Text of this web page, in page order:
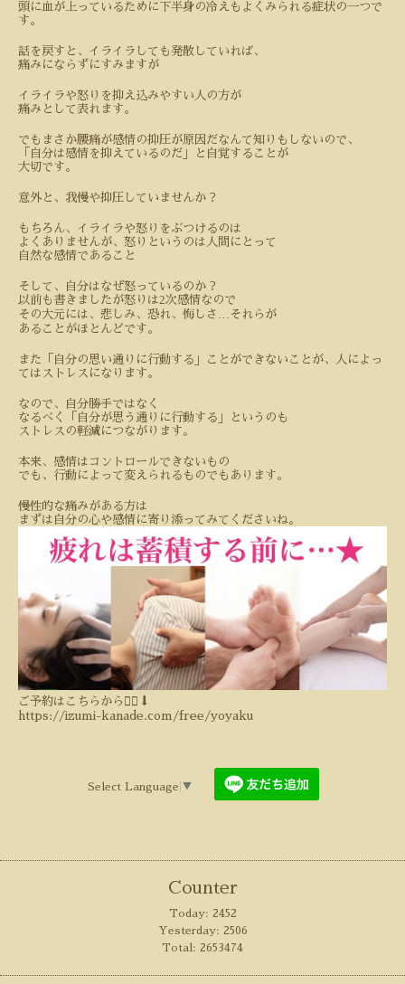
頭に血が上っているために下半身の冷えもよくみられる症状の一つで
す。
話を戻すと、イライラしても発散していれば、
痛みにならずにすみますが
イライラや怒りを抑え込みやすい人の方が
痛みとして表れます。
でもまさか腰痛が感情の抑圧が原因だなんて知りもしないので、
「自分は感情を抑えているのだ」と自覚することが
大切です。
意外と、我慢や抑圧していませんか？
もちろん、イライラや怒りをぶつけるのは
よくありませんが、怒りというのは人間にとって
自然な感情であること
そして、自分はなぜ怒っているのか？
以前も書きましたが怒りは2次感情なので
その大元には、悲しみ、恐れ、悔しさ … それらが
あることがほとんどです。
また「自分の思い通りに行動する」ことができないことが、人によっ
てはストレスになります。
なので、自分勝手ではなく
なるべく「自分が思う通りに行動する」というのも
ストレスの軽減につながります。
本来、感情はコントロールできないもの
でも、行動によって変えられるものでもあります。
慢性的な痛みがある方は
まずは自分の心や感情に寄り添ってみてくださいね。
ご予約はこちらから💁‍♀️⬇️
https://izumi-kanade.com/free/yoyaku
Select Language ▼
Counter
Today: 2452
Yesterday: 2506
Total: 2653474